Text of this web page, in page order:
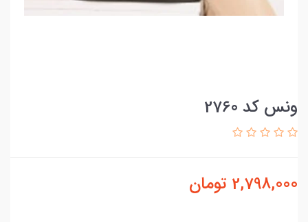
ونس کد 2760
2,798,000 تومان